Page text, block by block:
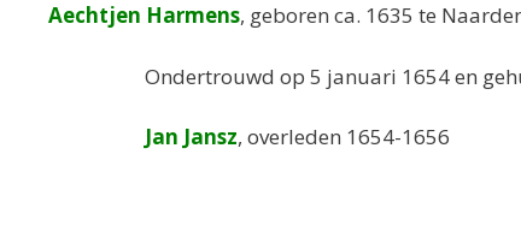
Aechtjen Harmens, geboren ca. 1635 te
Ondertrouwd op 5 januari 1654 en
Jan Jansz, overleden 1654-1656